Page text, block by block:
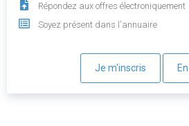
Répondez aux offres électroniquement
Soyez présent dans l'annuaire
Je m'inscris